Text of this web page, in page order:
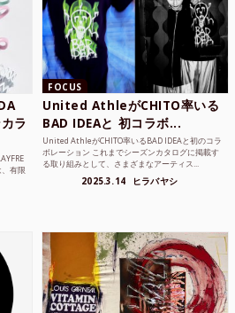
ラ
有限
FOCUS
United AthleがCHITO率いる
BAD IDEAと 初コラボ...
United AthleがCHITO率いるBAD IDEAと初のコラ
ボレーション これまでシーズンカタログに掲載す
る取り組みとして、さまざまなアーティス...
2025.3.14 ヒラバヤシ